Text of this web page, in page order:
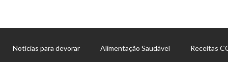
Notícias para devorar Alimentação Saudável Receitas